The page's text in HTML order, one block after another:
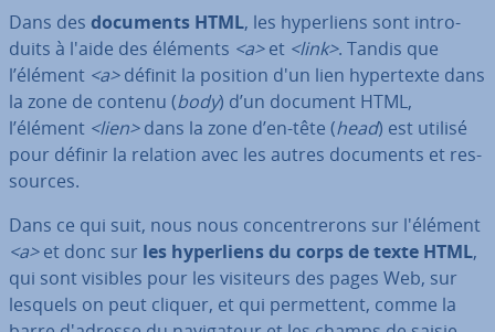
Dans des documents HTML, les hy­per­liens sont in­tro­
duits à l'aide des éléments <a>et <link>. Tandis que
l’élément <a>définit la position d'un lien hy­per­texte dans
la zone de contenu (body) d’un document HTML,
l’élément <lien>dans la zone d’en-tête (head) est utilisé
pour définir la relation avec les autres documents et res­
sources.
Dans ce qui suit, nous nous con­cen­tre­rons sur l'élément
<a>et donc sur les hy­per­liens du corps de texte HTML,
qui sont visibles pour les visiteurs des pages Web, sur
lesquels on peut cliquer, et qui per­met­tent, comme la